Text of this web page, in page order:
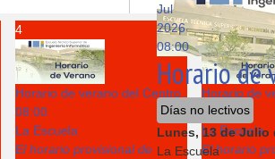
4
Horario de verano del Centro
08:00
La Escuela
El horario provisional de
5
Horario de
08:00
La Escuela
El horario
Jul
2026
08:00
Horario de
Días no lectivos
Lunes, 13 de Julio
La Escuela